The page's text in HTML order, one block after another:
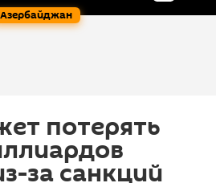
Азербайджан
потерять
за санкций